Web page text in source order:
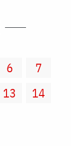
6
7
13
14